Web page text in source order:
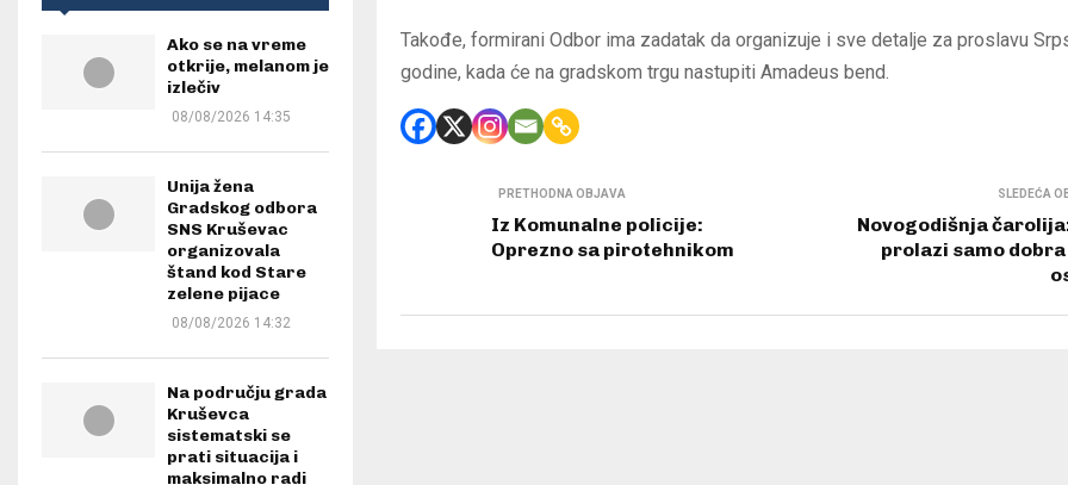
Takođe, formirani Odbor ima zadatak da organizuje i sve detalje za proslavu
godine, kada će na gradskom trgu nastupiti Amadeus bend.
PRETHODNA OBJAVA
Iz Komunalne policije:
Oprezno sa pirotehnikom
SLEDEĆA
Novogodišnja
prolazi samo
Ako se na vreme
otkrije, melanom je
izlečiv
08/08/2026 14:35
Unija žena
Gradskog odbora
SNS Kruševac
organizovala
štand kod Stare
zelene pijace
08/08/2026 14:32
Na području grada
Kruševca
sistematski se
prati situacija i
maksimalno radi